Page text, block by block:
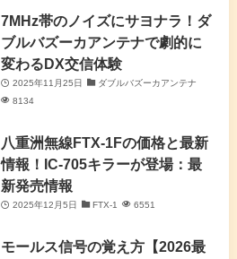
7MHz帯のノイズにサヨナラ！ダ
ブルバズーカアンテナで劇的に
変わるDX交信体験
2025年11月25日
ダブルバズーカアンテナ
8134
八重洲無線FTX-1Fの価格と最新
情報！IC-705キラーが登場：最
新発売情報
2025年12月5日 FTX-1 6551
モールス信号の覚え方【2026最